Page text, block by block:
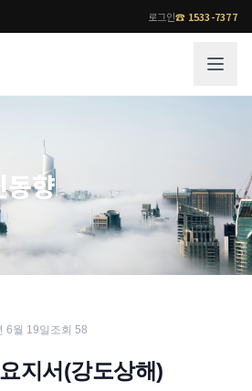
로그인☎ 1533-7377
기업 인사이트
사례분석/최신동향
법률지식인
각 전문 변호사
동향
)
6월 19일 조회 58
지서(강도상해)